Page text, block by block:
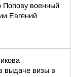
Попову военный
Евгений
выдаче визы в